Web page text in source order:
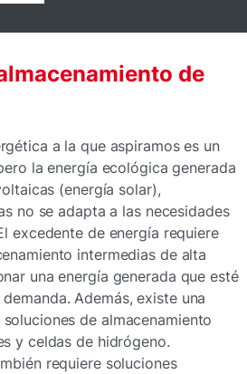
de
a la que aspiramos es un
la energía ecológica generada
(energía solar),
no se adapta a las necesidades
excedente de energía requiere
intermedias de alta
una energía generada que esté
Además, existe una
de almacenamiento
y celdas de hidrógeno.
requiere soluciones